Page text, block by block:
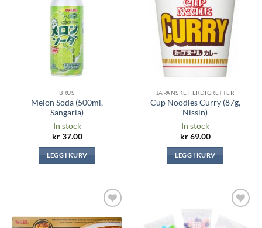
BRUS
Melon Soda (500ml,
Sangaria)
In stock
kr37.00
LEGG I KURV
ønskeliste
JAPANSKE FERDIGRETTER
Cup Noodles Curry (87g,
Nissin)
In stock
kr69.00
LEGG I KURV
Legg til i
ønskeliste